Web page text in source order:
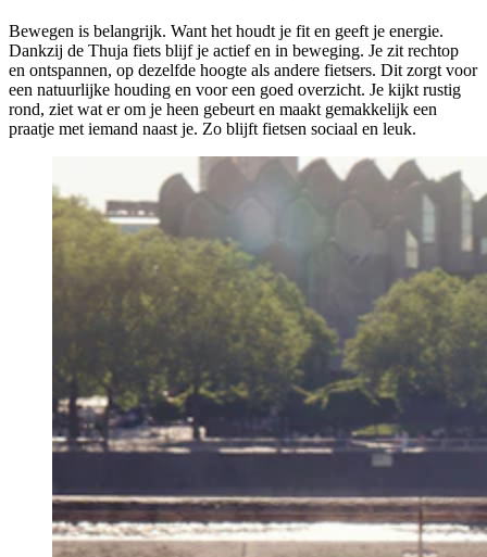
Bewegen is belangrijk. Want het houdt je fit en geeft je energie.
Dankzij de Thuja fiets blijf je actief en in beweging. Je zit rechtop
en ontspannen, op dezelfde hoogte als andere fietsers. Dit zorgt voor
een natuurlijke houding en voor een goed overzicht. Je kijkt rustig
rond, ziet wat er om je heen gebeurt en maakt gemakkelijk een
praatje met iemand naast je. Zo blijft fietsen sociaal en leuk.